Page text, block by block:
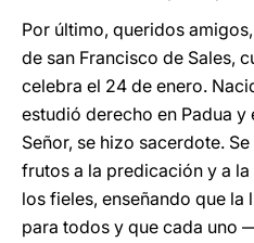
Por último, queridos
de san Francisco de Sales,
celebra el 24 de enero.
estudió derecho en Padua y
Señor, se hizo sacerdote.
frutos a la predicación y a
los fieles, enseñando que la
para todos y que cada uno